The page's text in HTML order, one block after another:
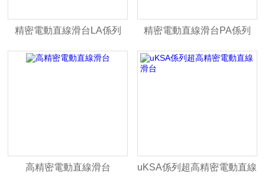
精密電動直線滑台LA係列 精密電動直線滑台PA係列
高精密電動直線滑台 uKSA係列超高精密電動直線